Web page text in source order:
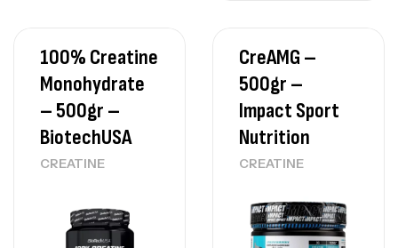
100% Creatine
Monohydrate
– 500gr –
BiotechUSA
CREATINE
CreAMG –
500gr –
Impact Sport
Nutrition
CREATINE